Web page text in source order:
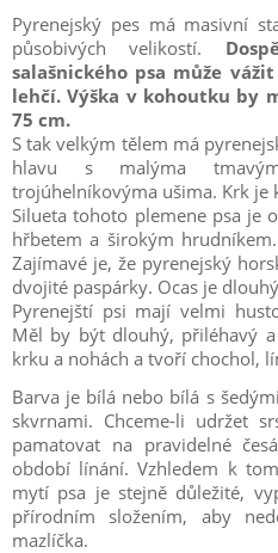
Pyrenejský pes má masivní
působivých velikostí.
salašnického psa může
lehčí. Výška v kohoutku by
75 cm.
S tak velkým tělem má
hlavu s malýma
trojúhelníkovýma ušima. Krk je
Silueta tohoto plemene psa je
hřbetem a širokým
Zajímavé je, že pyrenejský
dvojité paspárky. Ocas je
Pyrenejští psi mají velmi
Měl by být dlouhý, přiléhavý
krku a nohách a tvoří chochol,
Barva je bílá nebo bílá s
skvrnami. Chceme-li udržet
pamatovat na pravidelné
období línání. Vzhledem k
mytí psa je stejně důležité,
přírodním složením, aby
mazlíčka.